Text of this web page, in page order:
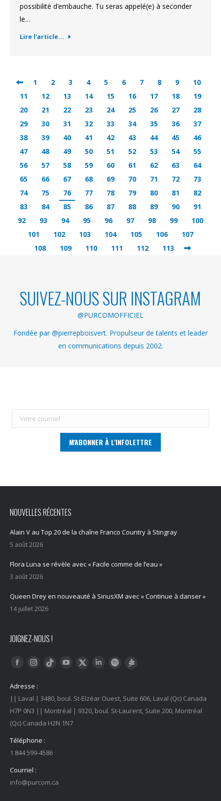
possibilité d’embauche. Tu seras appelé(e) à seconder
le…
Lire l'article...
1 2 3 4 5 6 7 8 9
10
11
12 13 14 15 16 17 18
19
20
21 22 23 24 25 26 27
28
29
30 31 32 33 34 35 36
37
38
39 40 41 42 43 44 45
46
47
48 49 50 51 52 53 54
55
56
57 58 59 60 61 62 63
64
65
66 67 68 69 70 71 72
73
74
75 76 77 78 79 80 81
82
83
84 85 86 87 88 89 90
91
92
93 94 95 96 97 98 99
100
101
102 103 104 105 106
107
108
109 110 111 112 113
SUIVEZ-NOUS SUR INSTAGRAM
@PURCOMOFFICIEL
Fondée par @pierrepboisvert. Propulseur de talents et leader
en communications depuis 2002.
NOUVELLES RÉCENTES
Alain V au Top 20 de la chaîne Franco Country à Stingray
5 août 2026
Flora Luna se révèle avec « Facile comme de l’eau »
3 août 2026
Queen Drey en nouveauté à SiriusXM avec « Continue à danser »
14 juillet 2026
JOIGNEZ-NOUS !
Trouvez nous sur :
FacebookInstagram
Tiktok YouTubeTwitter LinkedInSpotify
Adresse :
|| Laval | 3480, boul. St-Elzéar Ouest, Suite 606, Laval (Qc) Canada
H7P 0N3 || Montréal | 9320, boul. St-Laurent, Suite 200, Montréal
(Qc) Canada H2N 1N7
Téléphone :
1 844 599-4586
Courriel :
info@purcom.ca